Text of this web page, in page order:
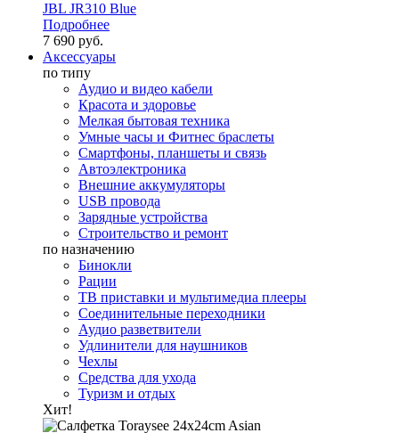
JBL JR310 Blue
Подробнее
7 690 руб.
Аксессуары
по типу
Аудио и видео кабели
Красота и здоровье
Мелкая бытовая техника
Умные часы и Фитнес браслеты
Смартфоны, планшеты и связь
Автоэлектроника
Внешние аккумуляторы
USB провода
Зарядные устройства
Строительство и ремонт
по назначению
Бинокли
Рации
ТВ приставки и мультимедиа плееры
Соединительные переходники
Аудио разветвители
Удлинители для наушников
Чехлы
Средства для ухода
Туризм и отдых
Хит!